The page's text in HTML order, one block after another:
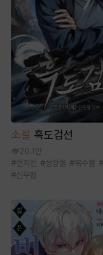
소설 흑도검선
20.1만
#먼치킨 #성장물 #복수물 #
#신무협